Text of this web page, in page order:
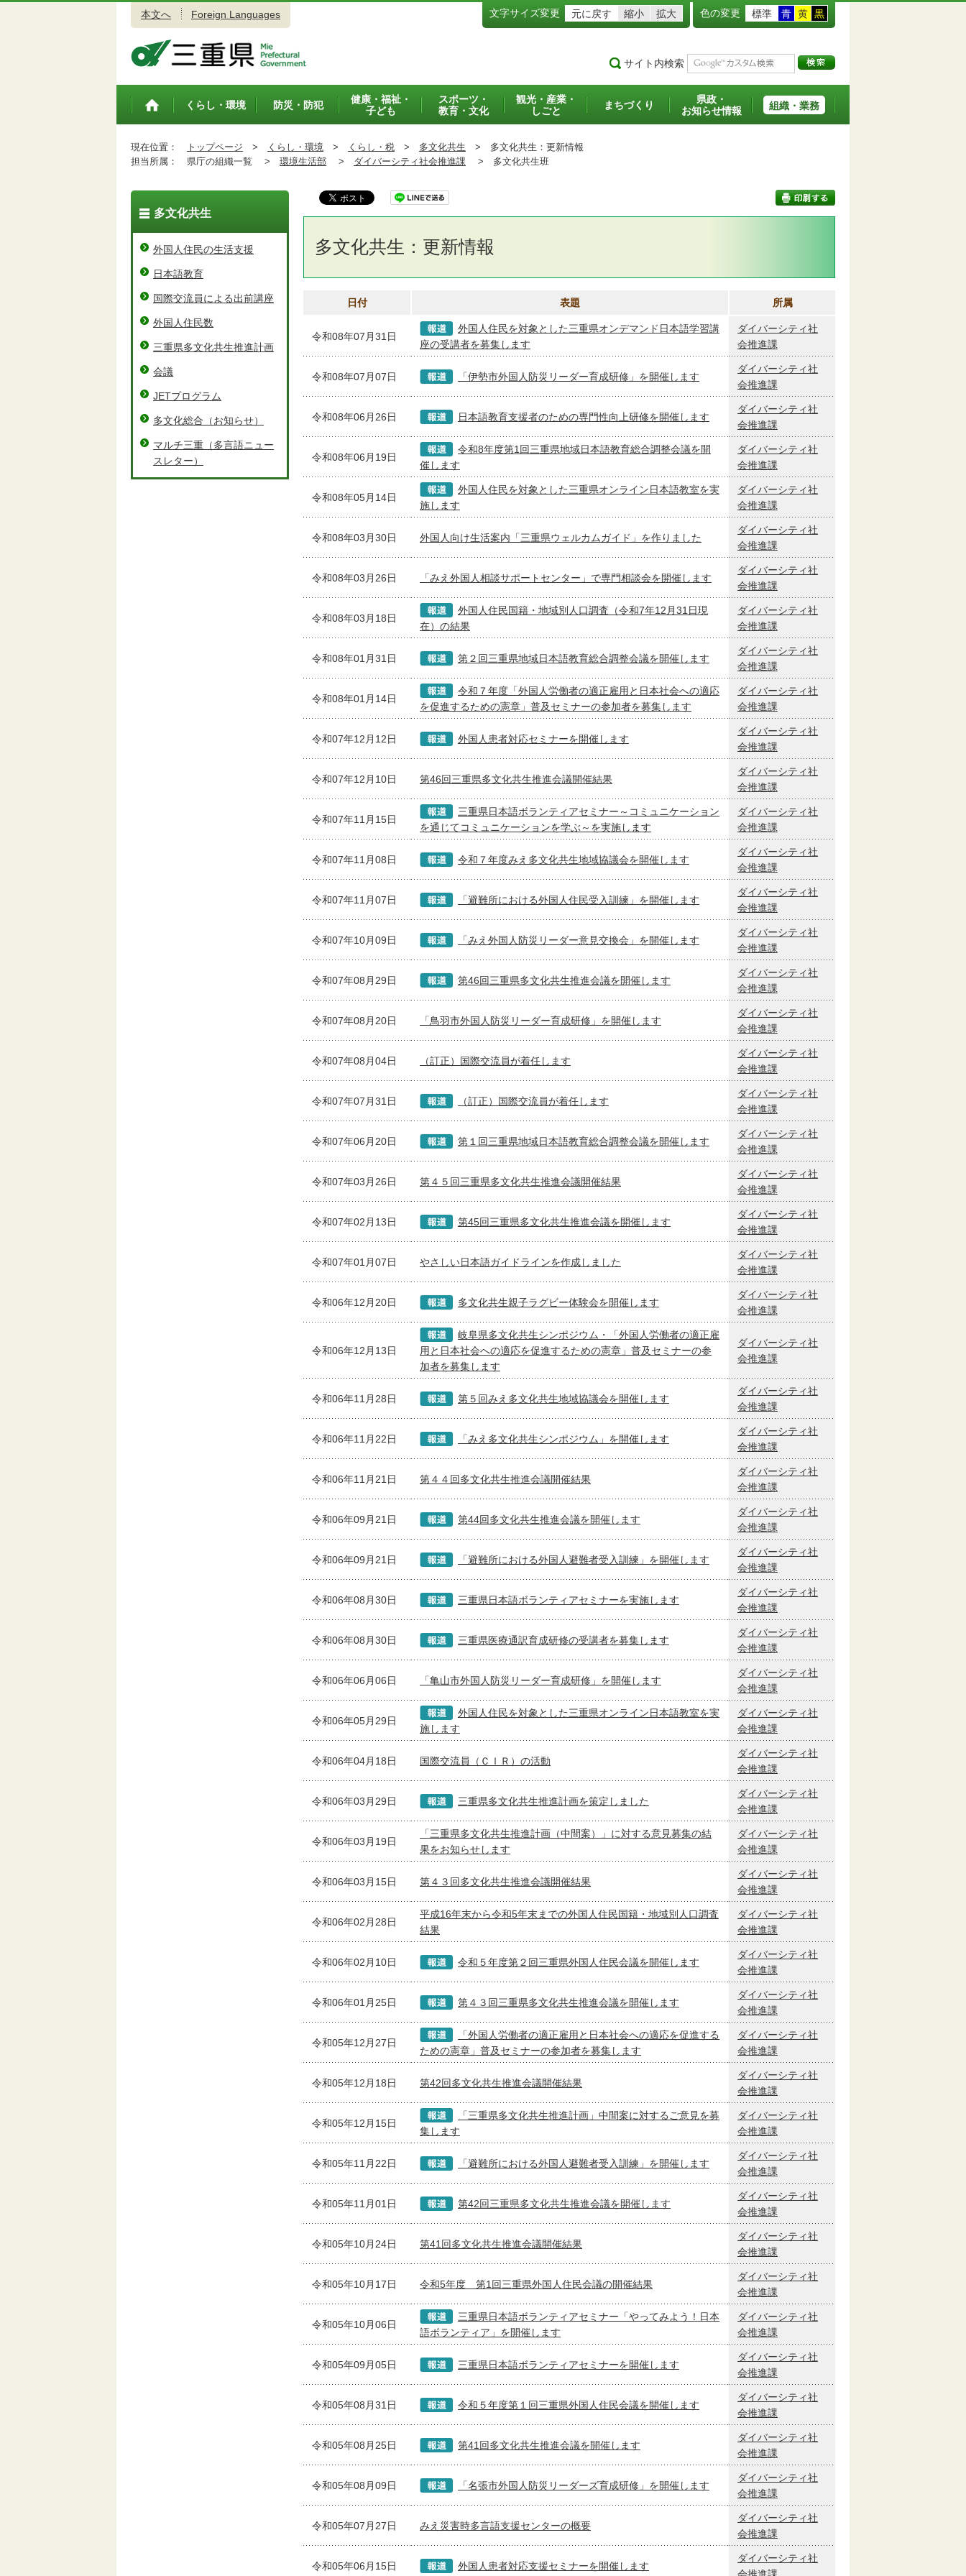
本文へ Foreign Languages 文字サイズ変更 元に戻す 縮小 拡大 色の変更 標準 青 黄 黒
サイト内検索
トップペ
くらし・環境 防災・防犯
健康・福祉・
子ども
スポーツ・
教育・文化
観光・産業・
しごと
まちづくり
県政・
お知らせ情報
組織・業務
現在位置： トップページ > くらし・環境 > くらし・税 > 多文化共生 > 多文化共生：更新情報
担当所属：
県庁の組織一覧 > 環境生活部 > ダイバーシティ社会推進課 > 多文化共生班
多文化共生：更新情報
日付 表題 所属
令和08年07月31日
外国人住民を対象とした三重県オンデマンド日本語学習講
座の受講者を募集します
ダイバーシティ社
会推進課
令和08年07月07日 「伊勢市外国人防災リーダー育成研修」を開催します
ダイバーシティ社
会推進課
令和08年06月26日 日本語教育支援者のための専門性向上研修を開催します
ダイバーシティ社
会推進課
令和08年06月19日
令和8年度第1回三重県地域日本語教育総合調整会議を開
催します
ダイバーシティ社
会推進課
令和08年05月14日
外国人住民を対象とした三重県オンライン日本語教室を実
施します
ダイバーシティ社
会推進課
令和08年03月30日 外国人向け生活案内「三重県ウェルカムガイド」を作りました
ダイバーシティ社
会推進課
令和08年03月26日 「みえ外国人相談サポートセンター」で専門相談会を開催します
ダイバーシティ社
会推進課
令和08年03月18日
外国人住民国籍・地域別人口調査（令和7年12月31日現
在）の結果
ダイバーシティ社
会推進課
令和08年01月31日 第２回三重県地域日本語教育総合調整会議を開催します
ダイバーシティ社
会推進課
令和08年01月14日
令和７年度「外国人労働者の適正雇用と日本社会への適応
を促進するための憲章」普及セミナーの参加者を募集します
ダイバーシティ社
会推進課
令和07年12月12日 外国人患者対応セミナーを開催します
ダイバーシティ社
会推進課
令和07年12月10日 第46回三重県多文化共生推進会議開催結果
ダイバーシティ社
会推進課
令和07年11月15日
三重県日本語ボランティアセミナー～コミュニケーション
を通じてコミュニケーションを学ぶ～を実施します
ダイバーシティ社
会推進課
令和07年11月08日 令和７年度みえ多文化共生地域協議会を開催します
ダイバーシティ社
会推進課
令和07年11月07日 「避難所における外国人住民受入訓練」を開催します
ダイバーシティ社
会推進課
令和07年10月09日 「みえ外国人防災リーダー意見交換会」を開催します
ダイバーシティ社
会推進課
令和07年08月29日 第46回三重県多文化共生推進会議を開催します
ダイバーシティ社
会推進課
令和07年08月20日 「鳥羽市外国人防災リーダー育成研修」を開催します
ダイバーシティ社
会推進課
令和07年08月04日 （訂正）国際交流員が着任します
ダイバーシティ社
会推進課
令和07年07月31日 （訂正）国際交流員が着任します
ダイバーシティ社
会推進課
令和07年06月20日 第１回三重県地域日本語教育総合調整会議を開催します
ダイバーシティ社
会推進課
令和07年03月26日 第４５回三重県多文化共生推進会議開催結果
ダイバーシティ社
会推進課
令和07年02月13日 第45回三重県多文化共生推進会議を開催します
ダイバーシティ社
会推進課
令和07年01月07日 やさしい日本語ガイドラインを作成しました
ダイバーシティ社
会推進課
令和06年12月20日 多文化共生親子ラグビー体験会を開催します
ダイバーシティ社
会推進課
令和06年12月13日
岐阜県多文化共生シンポジウム・「外国人労働者の適正雇
用と日本社会への適応を促進するための憲章」普及セミナーの参
加者を募集します
ダイバーシティ社
会推進課
令和06年11月28日 第５回みえ多文化共生地域協議会を開催します
ダイバーシティ社
会推進課
令和06年11月22日 「みえ多文化共生シンポジウム」を開催します
ダイバーシティ社
会推進課
令和06年11月21日 第４４回多文化共生推進会議開催結果
ダイバーシティ社
会推進課
令和06年09月21日 第44回多文化共生推進会議を開催します
ダイバーシティ社
会推進課
令和06年09月21日 「避難所における外国人避難者受入訓練」を開催します
ダイバーシティ社
会推進課
令和06年08月30日 三重県日本語ボランティアセミナーを実施します
ダイバーシティ社
会推進課
令和06年08月30日 三重県医療通訳育成研修の受講者を募集します
ダイバーシティ社
会推進課
令和06年06月06日 「亀山市外国人防災リーダー育成研修」を開催します
ダイバーシティ社
会推進課
令和06年05月29日
外国人住民を対象とした三重県オンライン日本語教室を実
施します
ダイバーシティ社
会推進課
令和06年04月18日 国際交流員（ＣＩＲ）の活動
ダイバーシティ社
会推進課
令和06年03月29日 三重県多文化共生推進計画を策定しました
ダイバーシティ社
会推進課
令和06年03月19日
「三重県多文化共生推進計画（中間案）」に対する意見募集の結
果をお知らせします
ダイバーシティ社
会推進課
令和06年03月15日 第４３回多文化共生推進会議開催結果
ダイバーシティ社
会推進課
令和06年02月28日
平成16年末から令和5年末までの外国人住民国籍・地域別人口調査
結果
ダイバーシティ社
会推進課
令和06年02月10日 令和５年度第２回三重県外国人住民会議を開催します
ダイバーシティ社
会推進課
令和06年01月25日 第４３回三重県多文化共生推進会議を開催します
ダイバーシティ社
会推進課
令和05年12月27日
「外国人労働者の適正雇用と日本社会への適応を促進する
ための憲章」普及セミナーの参加者を募集します
ダイバーシティ社
会推進課
令和05年12月18日 第42回多文化共生推進会議開催結果
ダイバーシティ社
会推進課
令和05年12月15日
「三重県多文化共生推進計画」中間案に対するご意見を募
集します
ダイバーシティ社
会推進課
令和05年11月22日 「避難所における外国人避難者受入訓練」を開催します
ダイバーシティ社
会推進課
令和05年11月01日 第42回三重県多文化共生推進会議を開催します
ダイバーシティ社
会推進課
令和05年10月24日 第41回多文化共生推進会議開催結果
ダイバーシティ社
会推進課
令和05年10月17日 令和5年度 第1回三重県外国人住民会議の開催結果
ダイバーシティ社
会推進課
令和05年10月06日
三重県日本語ボランティアセミナー「やってみよう！日本
語ボランティア」を開催します
ダイバーシティ社
会推進課
令和05年09月05日 三重県日本語ボランティアセミナーを開催します
ダイバーシティ社
会推進課
令和05年08月31日 令和５年度第１回三重県外国人住民会議を開催します
ダイバーシティ社
会推進課
令和05年08月25日 第41回多文化共生推進会議を開催します
ダイバーシティ社
会推進課
令和05年08月09日 「名張市外国人防災リーダーズ育成研修」を開催します
ダイバーシティ社
会推進課
令和05年07月27日 みえ災害時多言語支援センターの概要
ダイバーシティ社
会推進課
令和05年06月15日 外国人患者対応支援セミナーを開催します
ダイバーシティ社
多文化共生
外国人住民の生活支援
日本語教育
国際交流員による出前講座
外国人住民数
三重県多文化共生推進計画
会議
JETプログラム
多文化総合（お知らせ）
マルチ三重（多言語ニュー
スレター）